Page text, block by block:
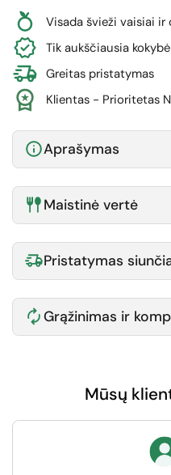
Visada švieži vaisiai ir
Tik aukščiausia kokybė
Greitas pristatymas
Klientas - Prioritetas
Aprašymas
Maistinė vertė
Pristatymas
Grąžinimas ir
Mūsų